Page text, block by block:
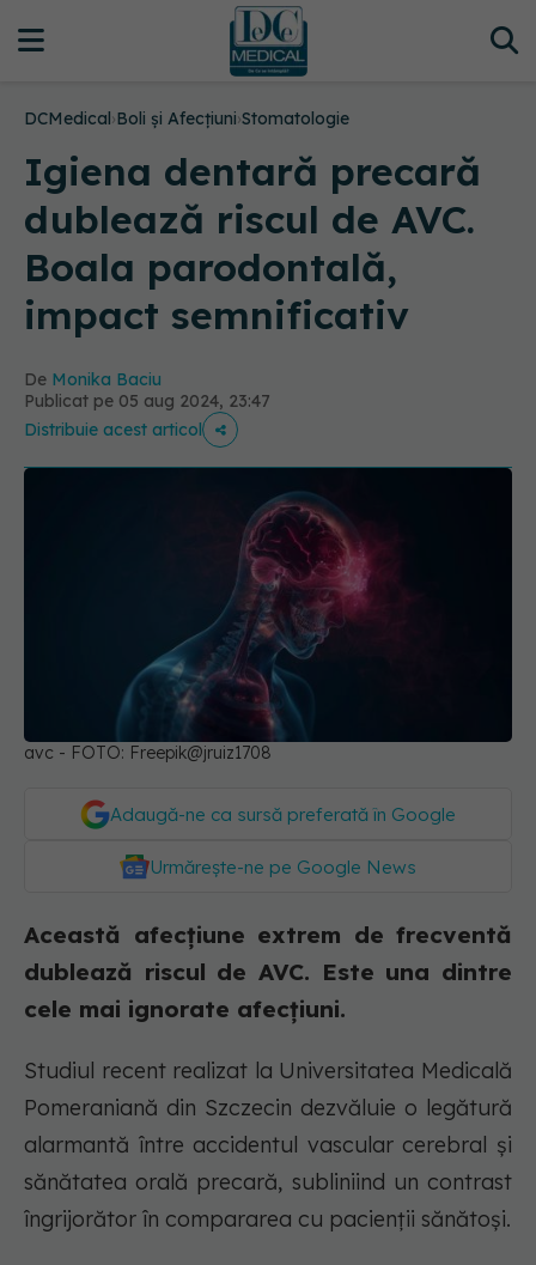
DCMedical›Boli și Afecțiuni›Stomatologie
Igiena dentară precară
dublează riscul de AVC.
Boala parodontală,
impact semnificativ
De Monika Baciu
Publicat pe 05 aug 2024, 23:47
Distribuie acest articol
avc - FOTO: Freepik@jruiz1708
Adaugă-ne ca sursă preferată în Google
Urmărește-ne pe Google News
Această afecțiune extrem de frecventă
dublează riscul de AVC. Este una dintre
cele mai ignorate afecțiuni.
Studiul recent realizat la Universitatea Medicală
Pomeraniană din Szczecin dezvăluie o legătură
alarmantă între accidentul vascular cerebral și
sănătatea orală precară, subliniind un contrast
îngrijorător în compararea cu pacienții sănătoși.